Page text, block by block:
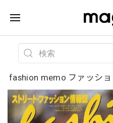
fashion memo ファッシ